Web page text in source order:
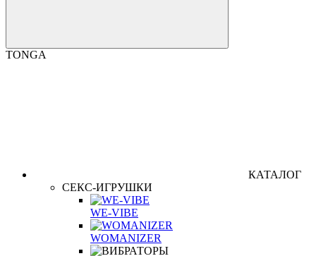
TONGA
КАТАЛОГ
СЕКС-ИГРУШКИ
WE-VIBE
WOMANIZER